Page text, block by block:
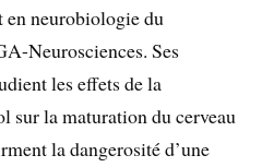
en neurobiologie du
Neurosciences. Ses
les effets de la
sur la maturation du cerveau
la dangerosité d’une